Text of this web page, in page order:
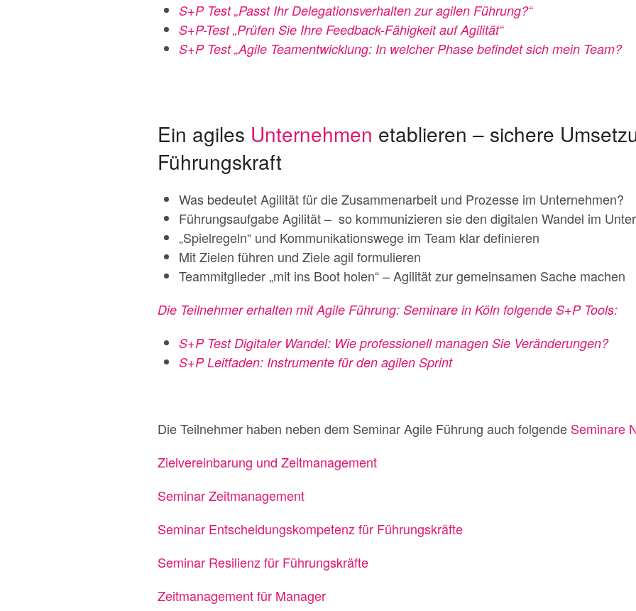
S+P Test „Passt Ihr Delegationsverhalten zur agilen Führung?“
S+P-Test „Prüfen Sie Ihre Feedback-Fähigkeit auf Agilität“
S+P Test „Agile Teamentwicklung: In welcher Phase befindet sich mein Team?
Ein agiles Unternehmen etablieren – sichere
Führungskraft
Was bedeutet Agilität für die Zusammenarbeit und Prozesse im Unternehmen?
Führungsaufgabe Agilität – so kommunizieren sie den digitalen Wandel im
„Spielregeln“ und Kommunikationswege im Team klar definieren
Mit Zielen führen und Ziele agil formulieren
Teammitglieder „mit ins Boot holen“ – Agilität zur gemeinsamen Sache machen
Die Teilnehmer erhalten mit Agile Führung: Seminare in Köln folgende S+P Tools:
S+P Test Digitaler Wandel: Wie professionell managen Sie Veränderungen?
S+P Leitfaden: Instrumente für den agilen Sprint
Die Teilnehmer haben neben dem Seminar Agile Führung auch folgende Seminare
Zielvereinbarung und Zeitmanagement
Seminar Zeitmanagement
Seminar Entscheidungskompetenz für Führungskräfte
Seminar Resilienz für Führungskräfte
Zeitmanagement für Manager